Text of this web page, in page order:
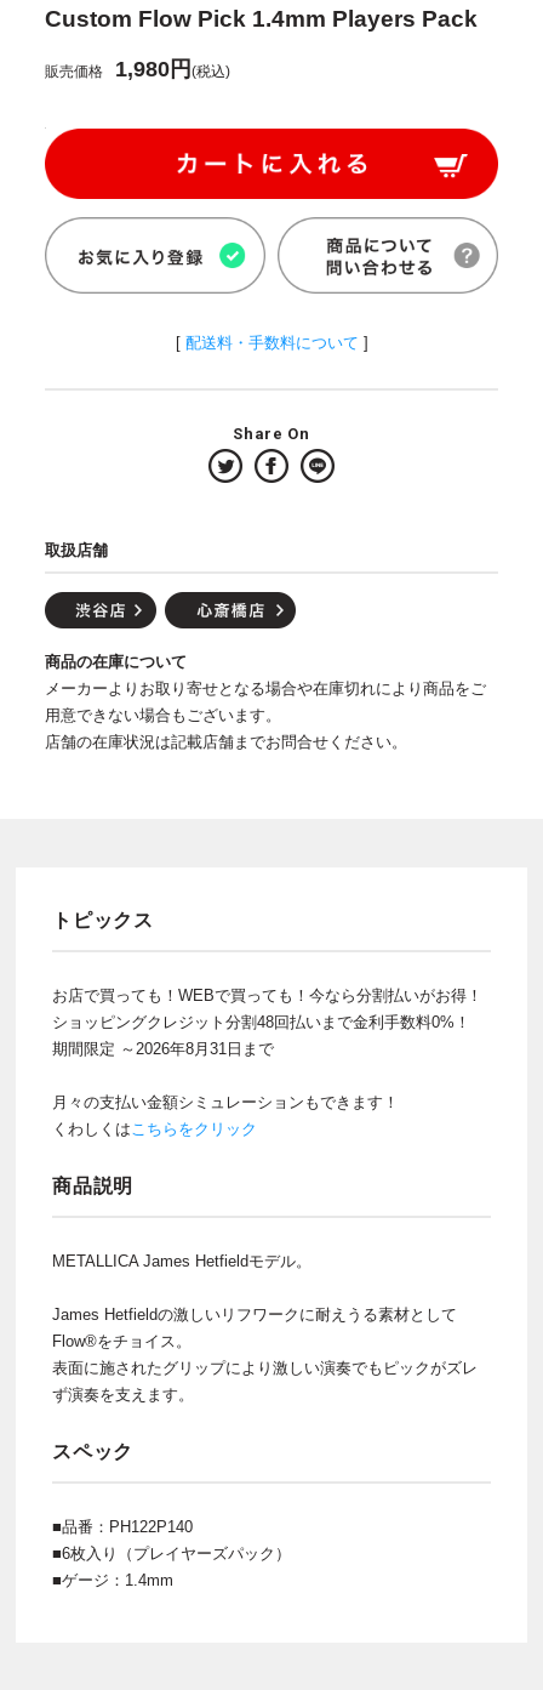
Custom Flow Pick 1.4mm Players Pack
販売価格 1,980円(税込)
[ 配送料・手数料について ]
Share On
取扱店舗
商品の在庫について
メーカーよりお取り寄せとなる場合や在庫切れにより商品をご
用意できない場合もございます。
店舗の在庫状況は記載店舗までお問合せください。
トピックス
お店で買っても！WEBで買っても！今なら分割払いがお得！
ショッピングクレジット分割48回払いまで金利手数料0%！
期間限定 ～2026年8月31日まで
月々の支払い金額シミュレーションもできます！
くわしくはこちらをクリック
商品説明
METALLICA James Hetfieldモデル。
James Hetfieldの激しいリフワークに耐えうる素材として
Flow®をチョイス。
表面に施されたグリップにより激しい演奏でもピックがズレ
ず演奏を支えます。
スペック
■品番：PH122P140
■6枚入り（プレイヤーズパック）
■ゲージ：1.4mm